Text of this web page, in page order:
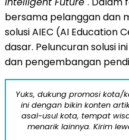
bersama pelanggan dan
solusi AIEC (AI Education
dasar. Peluncuran solusi
dan pengembangan
Yuks, dukung promosi
ini dengan bikin konten
asal-usul kota, tempat
menarik lainnya. Kirim